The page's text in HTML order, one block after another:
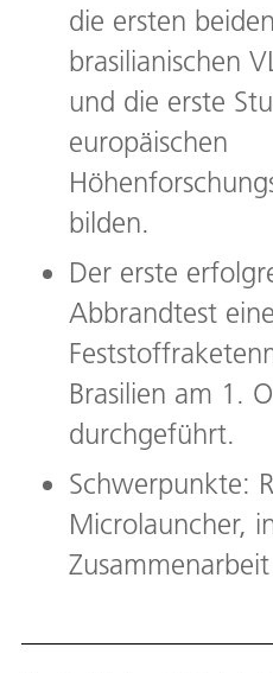
die ersten
brasilianischen
und die erste
europäischen
bilden.
Der erste
Abbrandtest
Brasilien am 1.
durchgeführt.
Schwerpunkte:
Microlauncher,
Zusammenarbeit